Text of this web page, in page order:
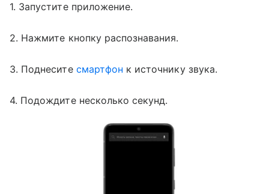
1. Запустите приложение.
2. Нажмите кнопку распознавания.
3. Поднесите смартфон к источнику звука.
4. Подождите несколько секунд.